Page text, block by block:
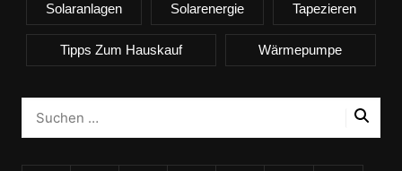
Solaranlagen Solarenergie Tapezieren
Tipps Zum Hauskauf Wärmepumpe